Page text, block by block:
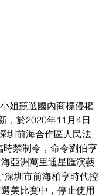
姐競選國內商標侵權
，於2020年11月4日
圳前海合作區人民法
時禁制令，命令劉伯亨
亞洲萬里通星匯演藝
深圳市前海柏亨時代控
美比賽中，停止使用